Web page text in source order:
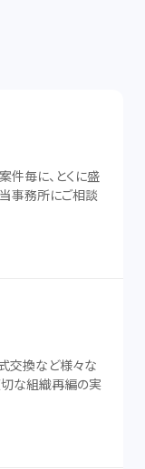
件毎に、とくに盛
事務所にご相談
交換など様々な
切な組織再編の実